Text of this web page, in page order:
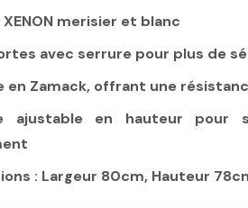
merisier et blanc
avec serrure pour plus de
en Zamack, offrant une
ajustable en hauteur pour
: Largeur 80cm, Hauteur